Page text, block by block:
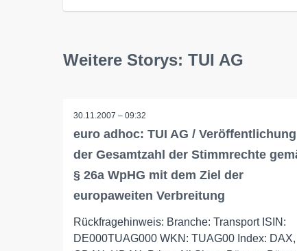
Weitere Storys: TUI AG
30.11.2007 – 09:32
euro adhoc: TUI AG / Veröffentlichung
der Gesamtzahl der Stimmrechte
§ 26a WpHG mit dem Ziel der
europaweiten Verbreitung
Rückfragehinweis: Branche: Transport ISIN:
DE000TUAG000 WKN: TUAG00 Index: DAX,